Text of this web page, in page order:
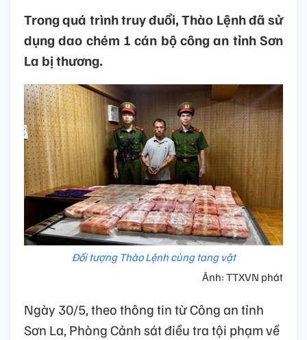
Trong quá trình truy đuổi, Thào Lệnh đã sử
dụng dao chém 1 cán bộ công an tỉnh Sơn
La bị thương.
Đối tượng Thào Lệnh cùng tang vật
Ảnh: TTXVN phát
Ngày 30/5, theo thông tin từ Công an tỉnh
Sơn La, Phòng Cảnh sát điều tra tội phạm về